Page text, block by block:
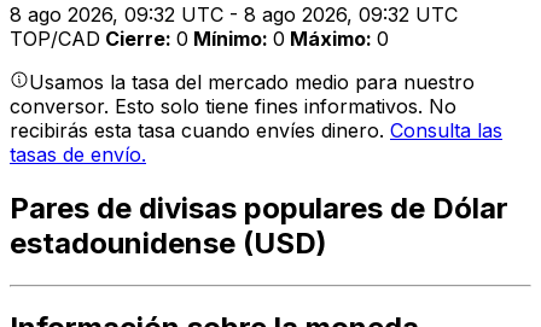
8 ago 2026, 09:32 UTC - 8 ago 2026, 09:32 UTC
TOP/CAD Cierre: 0 Mínimo: 0 Máximo: 0
Usamos la tasa del mercado medio para nuestro
conversor. Esto solo tiene fines informativos. No
recibirás esta tasa cuando envíes dinero. Consulta las
tasas de envío.
Pares de divisas populares de Dólar
estadounidense (USD)